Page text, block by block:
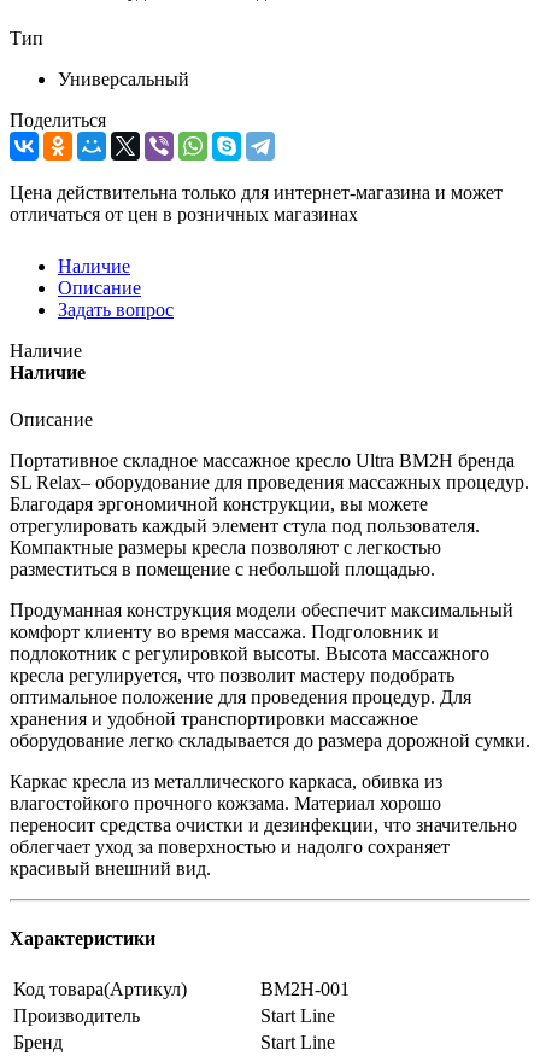
Тип
Универсальный
Поделиться
Цена действительна только для интернет-магазина и может
отличаться от цен в розничных магазинах
Наличие
Описание
Задать вопрос
Наличие
Наличие
Описание
Портативное складное массажное кресло Ultra BM2H бренда
SL Relax– оборудование для проведения массажных процедур.
Благодаря эргономичной конструкции, вы можете
отрегулировать каждый элемент стула под пользователя.
Компактные размеры кресла позволяют с легкостью
разместиться в помещение с небольшой площадью.
Продуманная конструкция модели обеспечит максимальный
комфорт клиенту во время массажа. Подголовник и
подлокотник с регулировкой высоты. Высота массажного
кресла регулируется, что позволит мастеру подобрать
оптимальное положение для проведения процедур. Для
хранения и удобной транспортировки массажное
оборудование легко складывается до размера дорожной сумки.
Каркас кресла из металлического каркаса, обивка из
влагостойкого прочного кожзама. Материал хорошо
переносит средства очистки и дезинфекции, что значительно
облегчает уход за поверхностью и надолго сохраняет
красивый внешний вид.
Характеристики
Код товара(Артикул)
BM2H-001
Производитель
Start Line
Бренд
Start Line